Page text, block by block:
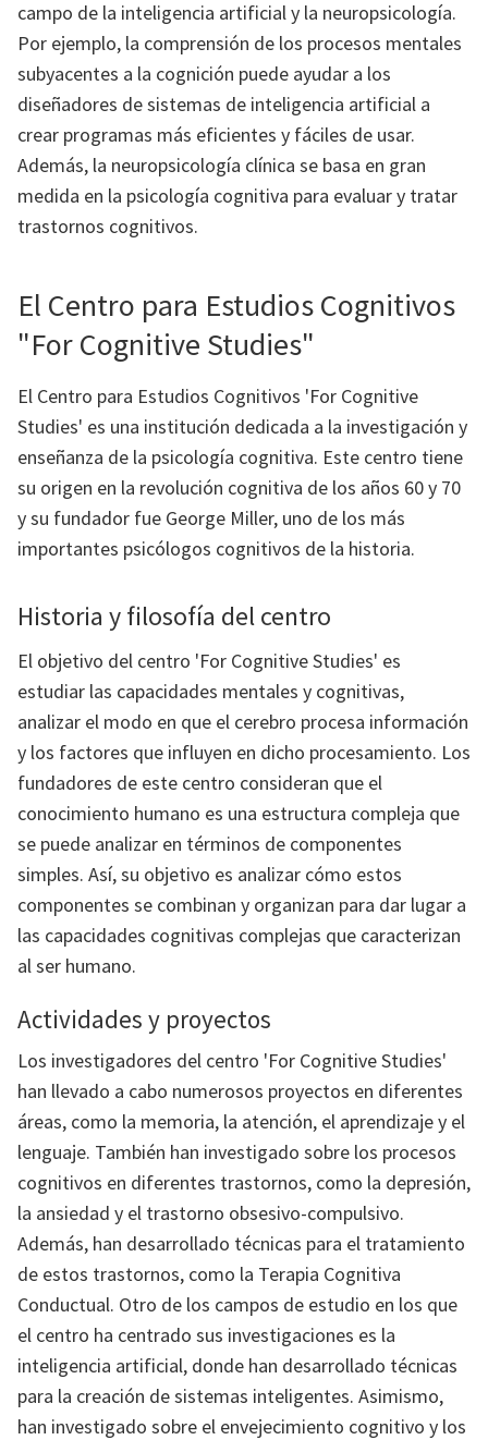
campo de la inteligencia artificial y la neuropsicología.
Por ejemplo, la comprensión de los procesos mentales
subyacentes a la cognición puede ayudar a los
diseñadores de sistemas de inteligencia artificial a
crear programas más eficientes y fáciles de usar.
Además, la neuropsicología clínica se basa en gran
medida en la psicología cognitiva para evaluar y tratar
trastornos cognitivos.
El Centro para Estudios Cognitivos
"For Cognitive Studies"
El Centro para Estudios Cognitivos 'For Cognitive
Studies' es una institución dedicada a la investigación y
enseñanza de la psicología cognitiva. Este centro tiene
su origen en la revolución cognitiva de los años 60 y 70
y su fundador fue George Miller, uno de los más
importantes psicólogos cognitivos de la historia.
Historia y filosofía del centro
El objetivo del centro 'For Cognitive Studies' es
estudiar las capacidades mentales y cognitivas,
analizar el modo en que el cerebro procesa información
y los factores que influyen en dicho procesamiento. Los
fundadores de este centro consideran que el
conocimiento humano es una estructura compleja que
se puede analizar en términos de componentes
simples. Así, su objetivo es analizar cómo estos
componentes se combinan y organizan para dar lugar a
las capacidades cognitivas complejas que caracterizan
al ser humano.
Actividades y proyectos
Los investigadores del centro 'For Cognitive Studies'
han llevado a cabo numerosos proyectos en diferentes
áreas, como la memoria, la atención, el aprendizaje y el
lenguaje. También han investigado sobre los procesos
cognitivos en diferentes trastornos, como la depresión,
la ansiedad y el trastorno obsesivo-compulsivo.
Además, han desarrollado técnicas para el tratamiento
de estos trastornos, como la Terapia Cognitiva
Conductual. Otro de los campos de estudio en los que
el centro ha centrado sus investigaciones es la
inteligencia artificial, donde han desarrollado técnicas
para la creación de sistemas inteligentes. Asimismo,
han investigado sobre el envejecimiento cognitivo y los